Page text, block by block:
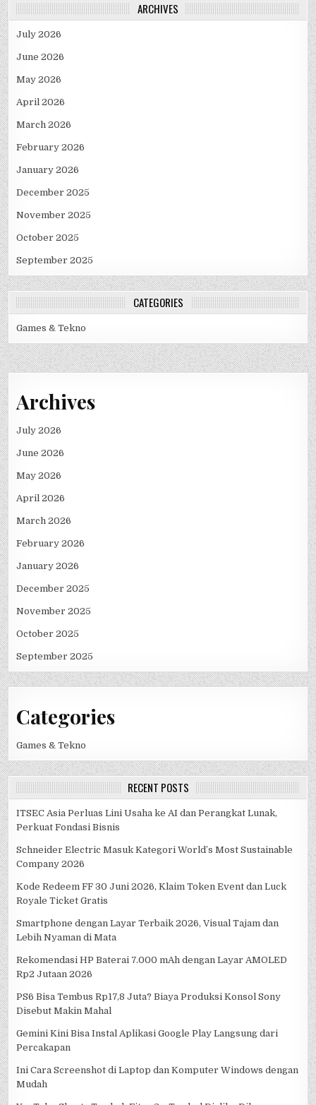
ARCHIVES
July 2026
June 2026
May 2026
April 2026
March 2026
February 2026
January 2026
December 2025
November 2025
October 2025
September 2025
CATEGORIES
Games & Tekno
Archives
July 2026
June 2026
May 2026
April 2026
March 2026
February 2026
January 2026
December 2025
November 2025
October 2025
September 2025
Categories
Games & Tekno
RECENT POSTS
ITSEC Asia Perluas Lini Usaha ke AI dan Perangkat Lunak,
Perkuat Fondasi Bisnis
Schneider Electric Masuk Kategori World’s Most Sustainable
Company 2026
Kode Redeem FF 30 Juni 2026, Klaim Token Event dan Luck
Royale Ticket Gratis
Smartphone dengan Layar Terbaik 2026, Visual Tajam dan
Lebih Nyaman di Mata
Rekomendasi HP Baterai 7.000 mAh dengan Layar AMOLED
Rp2 Jutaan 2026
PS6 Bisa Tembus Rp17,8 Juta? Biaya Produksi Konsol Sony
Disebut Makin Mahal
Gemini Kini Bisa Instal Aplikasi Google Play Langsung dari
Percakapan
Ini Cara Screenshot di Laptop dan Komputer Windows dengan
Mudah